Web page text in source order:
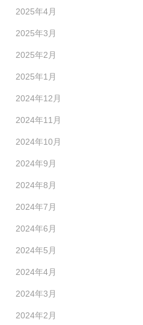
2025年4月
2025年3月
2025年2月
2025年1月
2024年12月
2024年11月
2024年10月
2024年9月
2024年8月
2024年7月
2024年6月
2024年5月
2024年4月
2024年3月
2024年2月